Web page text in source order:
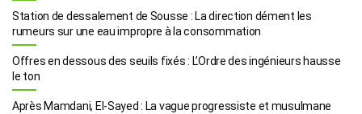
Station de dessalement de Sousse : La direction dément les
rumeurs sur une eau impropre à la consommation
Offres en dessous des seuils fixés : L’Ordre des ingénieurs hausse
le ton
Après Mamdani, El-Sayed : La vague progressiste et musulmane